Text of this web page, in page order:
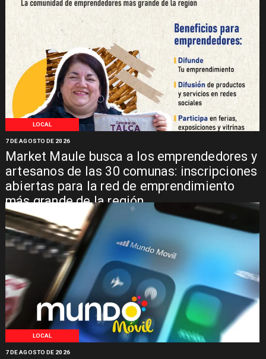
LOCAL
Market Maule busca a los emprendedores y
artesanos de las 30 comunas: inscripciones
abiertas para la red de emprendimiento
más grande de la región
7 DE AGOSTO DE 2026
LOCAL
7 DE AGOSTO DE 2026